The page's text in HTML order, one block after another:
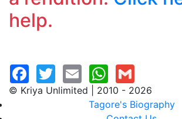
help.
© Kriya Unlimited | 2010 - 2026
Tagore's Biography